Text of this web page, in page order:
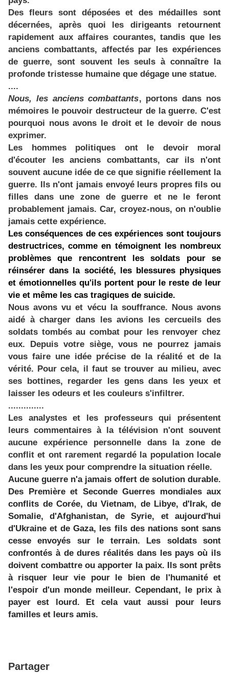
Des fleurs sont déposées et des médailles sont
décernées, après quoi les dirigeants retournent
rapidement aux affaires courantes, tandis que les
anciens combattants, affectés par les expériences
de guerre, sont souvent les seuls à connaître la
profonde tristesse humaine que dégage une statue.
....
Nous, les anciens combattants, portons dans nos
mémoires le pouvoir destructeur de la guerre. C'est
pourquoi nous avons le droit et le devoir de nous
exprimer.
Les hommes politiques ont le devoir moral
d'écouter les anciens combattants, car ils n'ont
souvent aucune idée de ce que signifie réellement la
guerre. Ils n'ont jamais envoyé leurs propres fils ou
filles dans une zone de guerre et ne le feront
probablement jamais. Car, croyez-nous, on n'oublie
jamais cette expérience.
Les conséquences de ces expériences sont toujours
destructrices, comme en témoignent les nombreux
problèmes que rencontrent les soldats pour se
réinsérer dans la société, les blessures physiques
et émotionnelles qu'ils portent pour le reste de leur
vie et même les cas tragiques de suicide.
Nous avons vu et vécu la souffrance. Nous avons
aidé à charger dans les avions les cercueils des
soldats tombés au combat pour les renvoyer chez
eux. Depuis votre siège, vous ne pourrez jamais
vous faire une idée précise de la réalité et de la
vérité. Pour cela, il faut se trouver au milieu, avec
ses bottines, regarder les gens dans les yeux et
laisser les odeurs et les couleurs s'infiltrer.
..............
Les analystes et les professeurs qui présentent
leurs commentaires à la télévision n'ont souvent
aucune expérience personnelle dans la zone de
conflit et ont rarement regardé la population locale
dans les yeux pour comprendre la situation réelle.
Aucune guerre n'a jamais offert de solution durable.
Des Première et Seconde Guerres mondiales aux
conflits de Corée, du Vietnam, de Libye, d'Irak, de
Somalie, d'Afghanistan, de Syrie, et aujourd'hui
d'Ukraine et de Gaza, les fils des nations sont sans
cesse envoyés sur le terrain. Les soldats sont
confrontés à de dures réalités dans les pays où ils
doivent combattre ou apporter la paix. Ils sont prêts
à risquer leur vie pour le bien de l'humanité et
l'espoir d'un monde meilleur. Cependant, le prix à
payer est lourd. Et cela vaut aussi pour leurs
familles et leurs amis.
Partager